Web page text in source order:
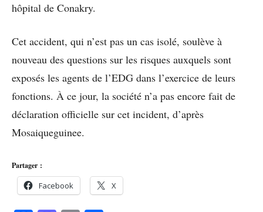
hôpital de Conakry.
Cet accident, qui n’est pas un cas isolé, soulève à
nouveau des questions sur les risques auxquels sont
exposés les agents de l’EDG dans l’exercice de leurs
fonctions. À ce jour, la société n’a pas encore fait de
déclaration officielle sur cet incident, d’après
Mosaiqueguinee.
Partager :
Facebook X